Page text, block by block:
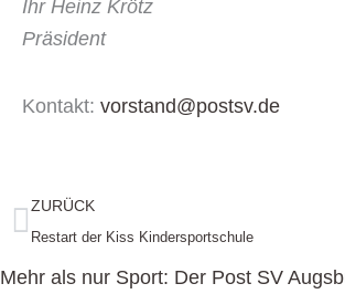
Ihr Heinz Krötz
Präsident
Kontakt: vorstand@postsv.de
Zurück
ZURÜCK
Restart der Kiss Kindersportschule
Mehr als nur Sport: Der Post SV